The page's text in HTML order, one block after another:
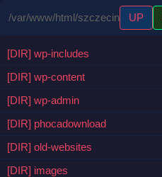
/var/www/html/szczecin UP
[DIR] wp-includes
[DIR] wp-content
[DIR] wp-admin
[DIR] phocadownload
[DIR] old-websites
[DIR] images